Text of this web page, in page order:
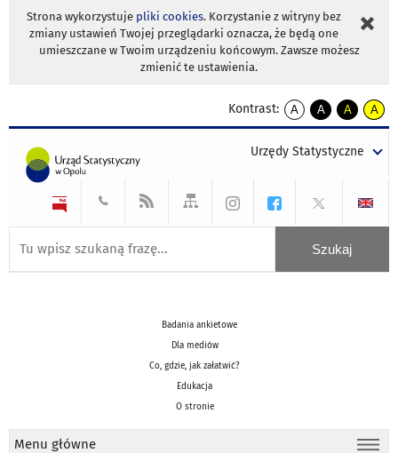
Strona wykorzystuje pliki cookies. Korzystanie z witryny bez
zmiany ustawień Twojej przeglądarki oznacza, że będą one
umieszczane w Twoim urządzeniu końcowym. Zawsze możesz
zmienić te ustawienia.
Kontrast:
A
kontrast
A
kontrast
tekst
czarnym
A
kontrast
tekst
czarnym
A
tekst
żółtym
Urzędy Statystyczne
Badania ankietowe
Dla mediów
Co, gdzie, jak załatwić?
Edukacja
O stronie
Menu główne